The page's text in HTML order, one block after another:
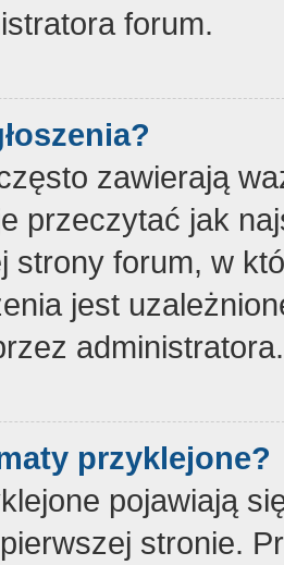
forum.
zawierają
przeczytać jak
strony forum, w
jest
administratora.
przyklejone?
pojawiają
stronie.